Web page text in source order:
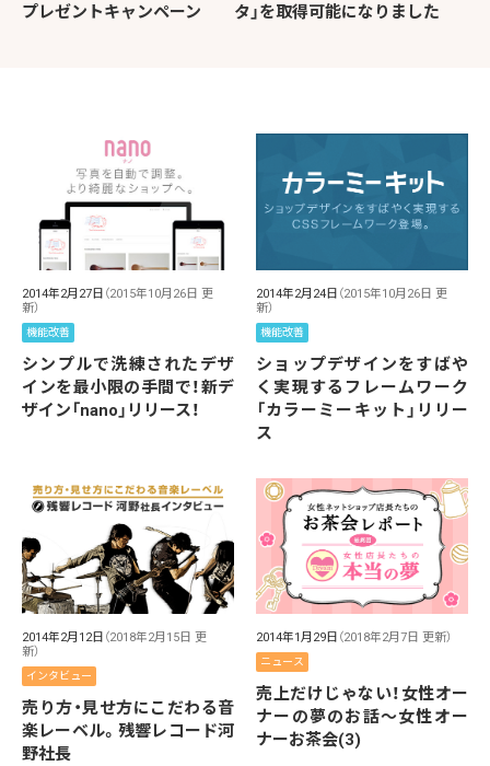
プレゼントキャンペーン
タ」を取得可能になりました
2014年2月27日 （2015年10月26日 更
新）
機能改善
シンプルで洗練されたデザ
インを最小限の手間で！新デ
ザイン「nano」リリース！
2014年2月24日 （2015年10月26日 更
新）
機能改善
ショップデザインをすばや
く実現するフレームワーク
「カラーミーキット」リリー
ス
2014年2月12日 （2018年2月15日 更
新）
インタビュー
売り方・見せ方にこだわる音
楽レーベル。残響レコード河
野社長
2014年1月29日 （2018年2月7日 更新）
ニュース
売上だけじゃない！女性オー
ナーの夢のお話～女性オー
ナーお茶会(3)